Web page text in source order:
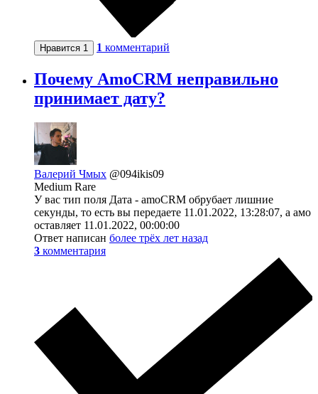
Нравится 1 1 комментарий
Почему AmoCRM неправильно
принимает дату?
Валерий Чмых @094ikis09
Medium Rare
У вас тип поля Дата - amoCRM обрубает лишние
секунды, то есть вы передаете 11.01.2022, 13:28:07, а амо
оставляет 11.01.2022, 00:00:00
Ответ написан более трёх лет назад
3 комментария